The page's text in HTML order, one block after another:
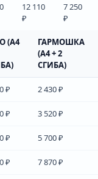
12 110
₽
7 250
₽
(А4
ГАРМОШКА
(А4 + 2
СГИБА)
₽ 2 430 ₽
₽ 3 520 ₽
₽ 5 700 ₽
₽ 7 870 ₽